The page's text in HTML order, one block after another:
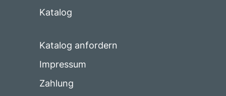
Katalog
Katalog anfordern
Impressum
Zahlung